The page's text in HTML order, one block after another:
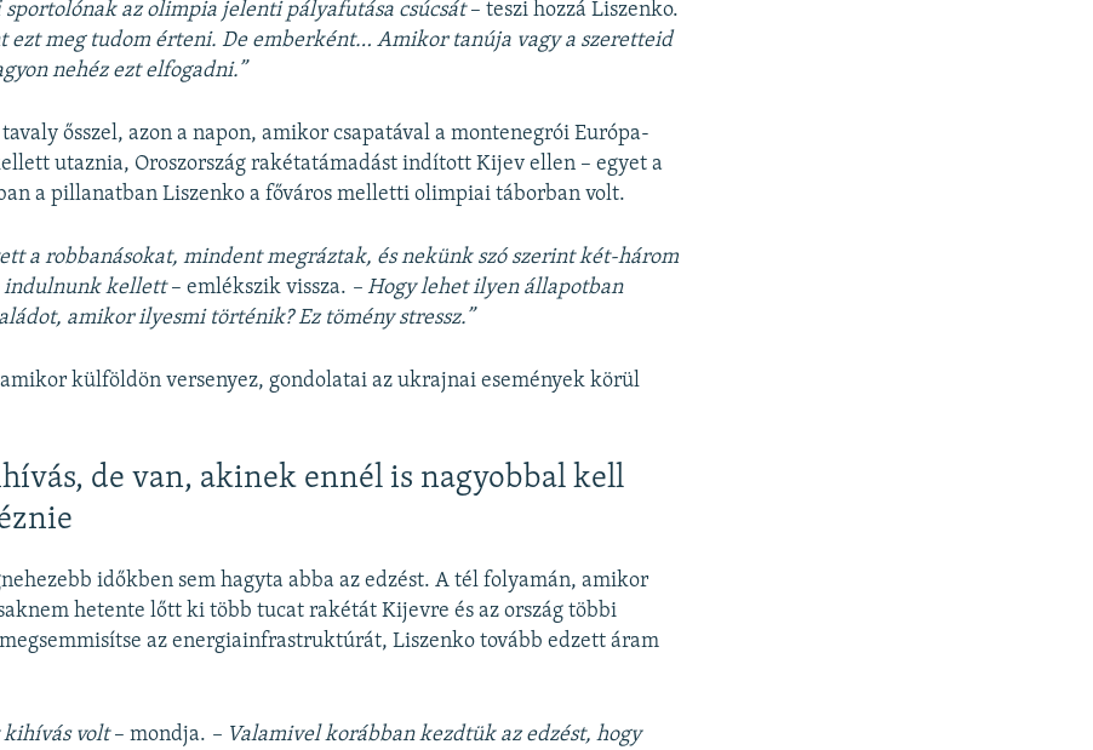
az olimpia jelenti pályafutása csúcsát– teszi hozzá Liszenko.
ezt meg tudom érteni. De emberként… Amikor tanúja vagy a szeretteid
nehéz ezt elfogadni.”
ősszel, azon a napon, amikor csapatával a montenegrói Európa-
utaznia, Oroszország rakétatámadást indított Kijev ellen – egyet a
a pillanatban Liszenko a főváros melletti olimpiai táborban volt.
a robbanásokat, mindent megráztak, és nekünk szó szerint két-három
indulnunk kellett– emlékszik vissza. – Hogy lehet ilyen állapotban
amikor ilyesmi történik? Ez tömény stressz.”
külföldön versenyez, gondolatai az ukrajnai események körül
de van, akinek ennél is nagyobbal kell
időkben sem hagyta abba az edzést. A tél folyamán, amikor
hetente lőtt ki több tucat rakétát Kijevre és az ország többi
az energiainfrastruktúrát, Liszenko tovább edzett áram
kihívás volt– mondja. – Valamivel korábban kezdtük az edzést, hogy